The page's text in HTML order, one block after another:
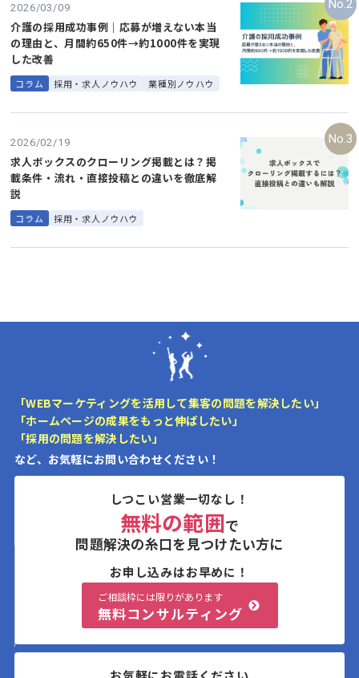
2026/03/09
介護の採用成功事例｜応募が増えない本当
の理由と、月間約650件→約1000件を実現
した改善
コラム 採用・求人ノウハウ 業種別ノウハウ
2026/02/19
求人ボックスのクローリング掲載とは？掲
載条件・流れ・直接投稿との違いを徹底解
説
コラム 採用・求人ノウハウ
「WEBマーケティングを活用して集客の問題を解決したい」
「ホームページの成果をもっと伸ばしたい」
「採用の問題を解決したい」
など、お気軽にお問い合わせください！
しつこい営業一切なし！
無料の範囲で
問題解決の糸口を見つけたい方に
お申し込みはお早めに！
ご相談枠には限りがあります
無料コンサルティング